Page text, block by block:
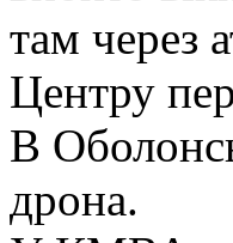
там через
Центру
В
дрона.